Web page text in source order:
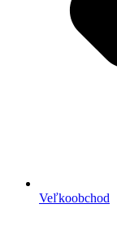
Veľkoobchod